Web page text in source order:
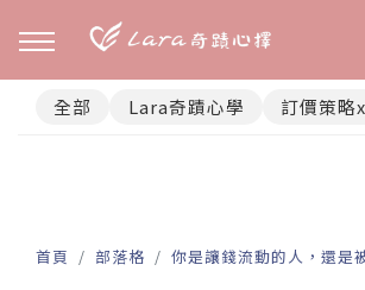
全部 Lara奇蹟心學 訂價策略
首頁 部落格 你是讓錢流動的人，還是